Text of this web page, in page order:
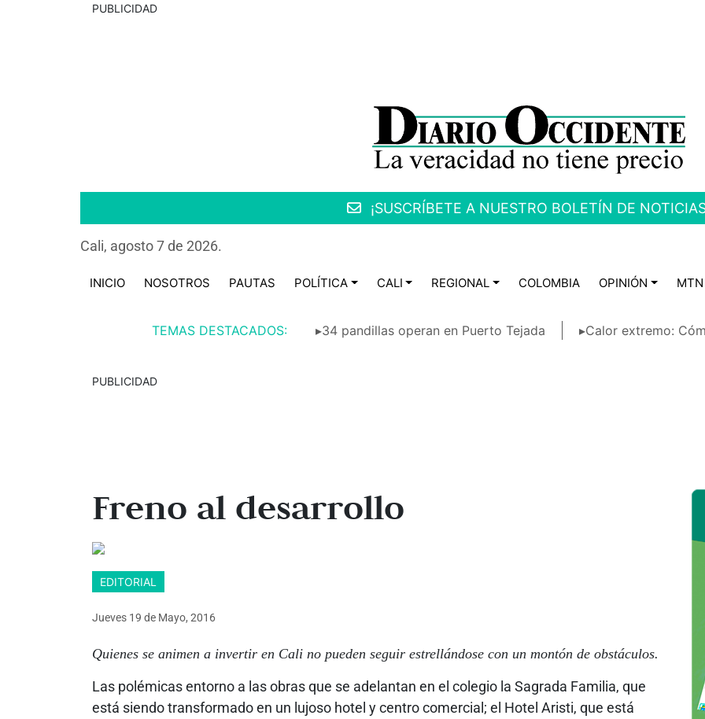
PUBLICIDAD
¡SUSCRÍBETE A NUESTRO BOLETÍN DE
Cali, agosto 7 de 2026.
INICIO NOSOTROS PAUTAS POLÍTICA CALI REGIONAL COLOMBIA OPINIÓN MTN
TEMAS DESTACADOS: ▸34 pandillas operan en Puerto Tejada ▸Calor extremo:
PUBLICIDAD
Freno al desarrollo
EDITORIAL
Jueves 19 de Mayo, 2016
Quienes se animen a invertir en Cali no pueden seguir estrellándose con un montón de obstáculos.
Las polémicas entorno a las obras que se adelantan en el colegio la Sagrada Familia, que
está siendo transformado en un lujoso hotel y centro comercial; el Hotel Aristi, que está